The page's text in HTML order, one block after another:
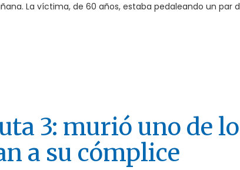
La víctima, de 60 años, estaba pedaleando un par
3: murió uno de
a su cómplice